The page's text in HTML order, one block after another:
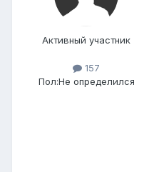
Активный участник
157
Пол:Не определился